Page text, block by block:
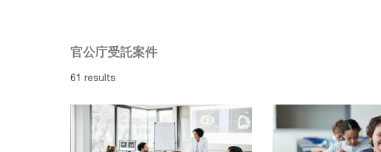
官公庁受託案件
61 results